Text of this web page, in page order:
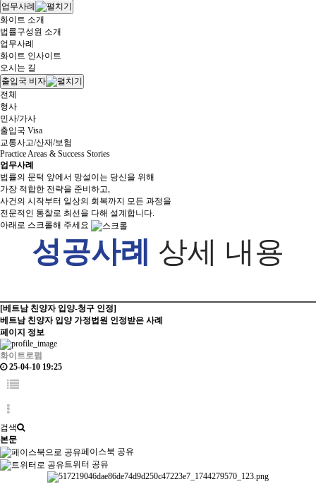
업무사례
화이트 소개
법률구성원 소개
업무사례
화이트 인사이트
오시는 길
출입국 비자
전체
형사
민사/가사
출입국 Visa
교통사고/산재/보험
Practice Areas & Success Stories
업무사례
법률의 문턱 앞에서 망설이는 당신을 위해
가장 적합한 전략을 준비하고,
사건의 시작부터 일상의 회복까지 모든 과정을
전문적인 통찰로 최선을 다해 설계합니다.
아래로 스크롤해 주세요
성공사례 상세 내용
[베트남 친양자 입양-청구 인정]
베트남 친양자 입양 가정법원 인정받은 사례
페이지 정보
화이트로펌
25-04-10 19:25
검색
본문
페이스북 공유
트위터 공유